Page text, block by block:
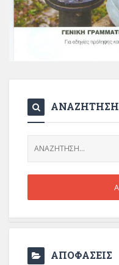
ΑΝΑΖΗΤΗΣΗ
ΑΠΟΦΑΣΕΙΣ